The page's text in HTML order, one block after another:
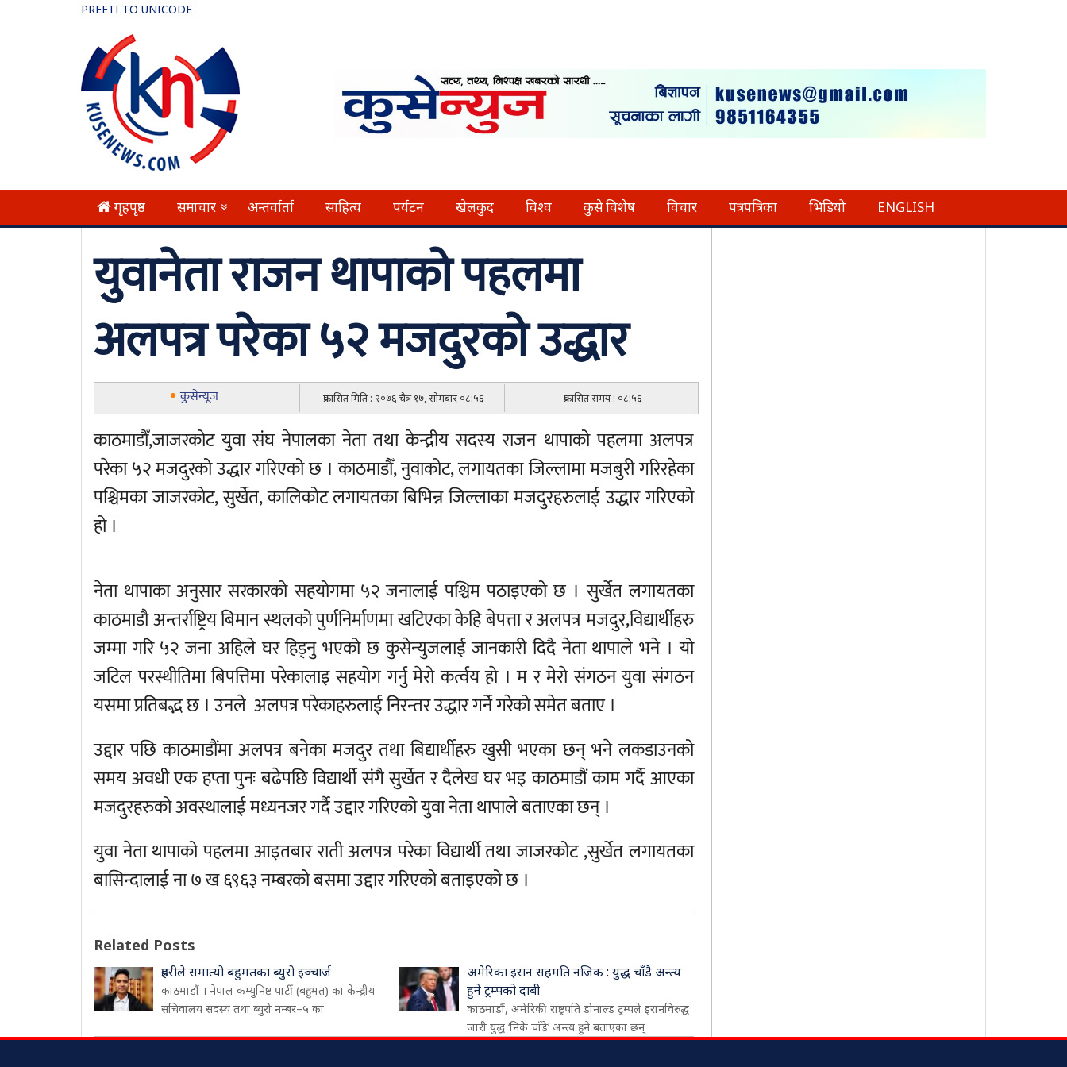
PREETI TO UNICODE
गृहपृष्ठ समाचार » अन्तर्वार्ता साहित्य पर्यटन खेलकुद विश्व कुसे विशेष विचार पत्रपत्रिका भिडियो ENGLISH
युवानेता राजन थापाको पहलमा
अलपत्र परेका ५२ मजदुरको उद्धार
कुसेन्यूज प्रकासित मिति : २०७६ चैत्र १७, सोमबार ०८:५६ प्रकासित समय : ०८:५६
काठमाडाैँ,जाजरकोट युवा संघ नेपालका नेता तथा केन्द्रीय सदस्य राजन थापाको पहलमा अलपत्र
परेका ५२ मजदुरको उद्धार गरिएको छ । काठमाडौँ, नुवाकोट, लगायतका जिल्लामा मजबुरी गरिरहेका
पश्चिमका जाजरकोट, सुर्खेत, कालिकोट लगायतका बिभिन्न जिल्लाका मजदुरहरुलाई उद्धार गरिएको
हो ।
नेता थापाका अनुसार सरकारको सहयोगमा ५२ जनालाई पश्चिम पठाइएको छ । सुर्खेत लगायतका
काठमाडौ अन्तर्राष्ट्रिय बिमान स्थलको पुर्णनिर्माणमा खटिएका केहि बेपत्ता र अलपत्र मजदुर,विद्यार्थीहरु
जम्मा गरि ५२ जना अहिले घर हिड्नु भएको छ कुसेन्युजलाई जानकारी दिदै नेता थापाले भने । यो
जटिल परस्थीतिमा बिपत्तिमा परेकालाइ सहयाेग गर्नु मेराे कर्त्वय हाे । म र मेराे संगठन युवा संगठन
यसमा प्रतिबद्भ छ । उनले अलपत्र परेकाहरुलाई निरन्तर उद्धार गर्ने गरेको समेत बताए ।
उद्दार पछि काठमाडौंमा अलपत्र बनेका मजदुर तथा बिद्यार्थीहरु खुसी भएका छन् भने लकडाउनको
समय अवधी एक हप्ता पुनः बढेपछि विद्यार्थी संगै सुर्खेत र दैलेख घर भइ काठमाडौं काम गर्दै आएका
मजदुरहरुको अवस्थालाई मध्यनजर गर्दै उद्दार गरिएको युवा नेता थापाले बताएका छन् ।
युवा नेता थापाको पहलमा आइतबार राती अलपत्र परेका विद्यार्थी तथा जाजरकोट ,सुर्खेत लगायतका
बासिन्दालाई ना ७ ख ६९६३ नम्बरको बसमा उद्दार गरिएको बताइएको छ ।
Related Posts
प्रहरीले समात्यो बहुमतका ब्युरो इञ्चार्ज
काठमाडौं । नेपाल कम्युनिष्ट पार्टी (बहुमत) का केन्द्रीय
सचिवालय सदस्य तथा ब्युरो नम्बर–५ का
अमेरिका इरान सहमति नजिक : युद्ध चाँडै अन्त्य
हुने ट्रम्पको दाबी
काठमाडौं, अमेरिकी राष्ट्रपति डोनाल्ड ट्रम्पले इरानविरुद्ध
जारी युद्ध ‘निकै चाँडै’ अन्त्य हुने बताएका छन्